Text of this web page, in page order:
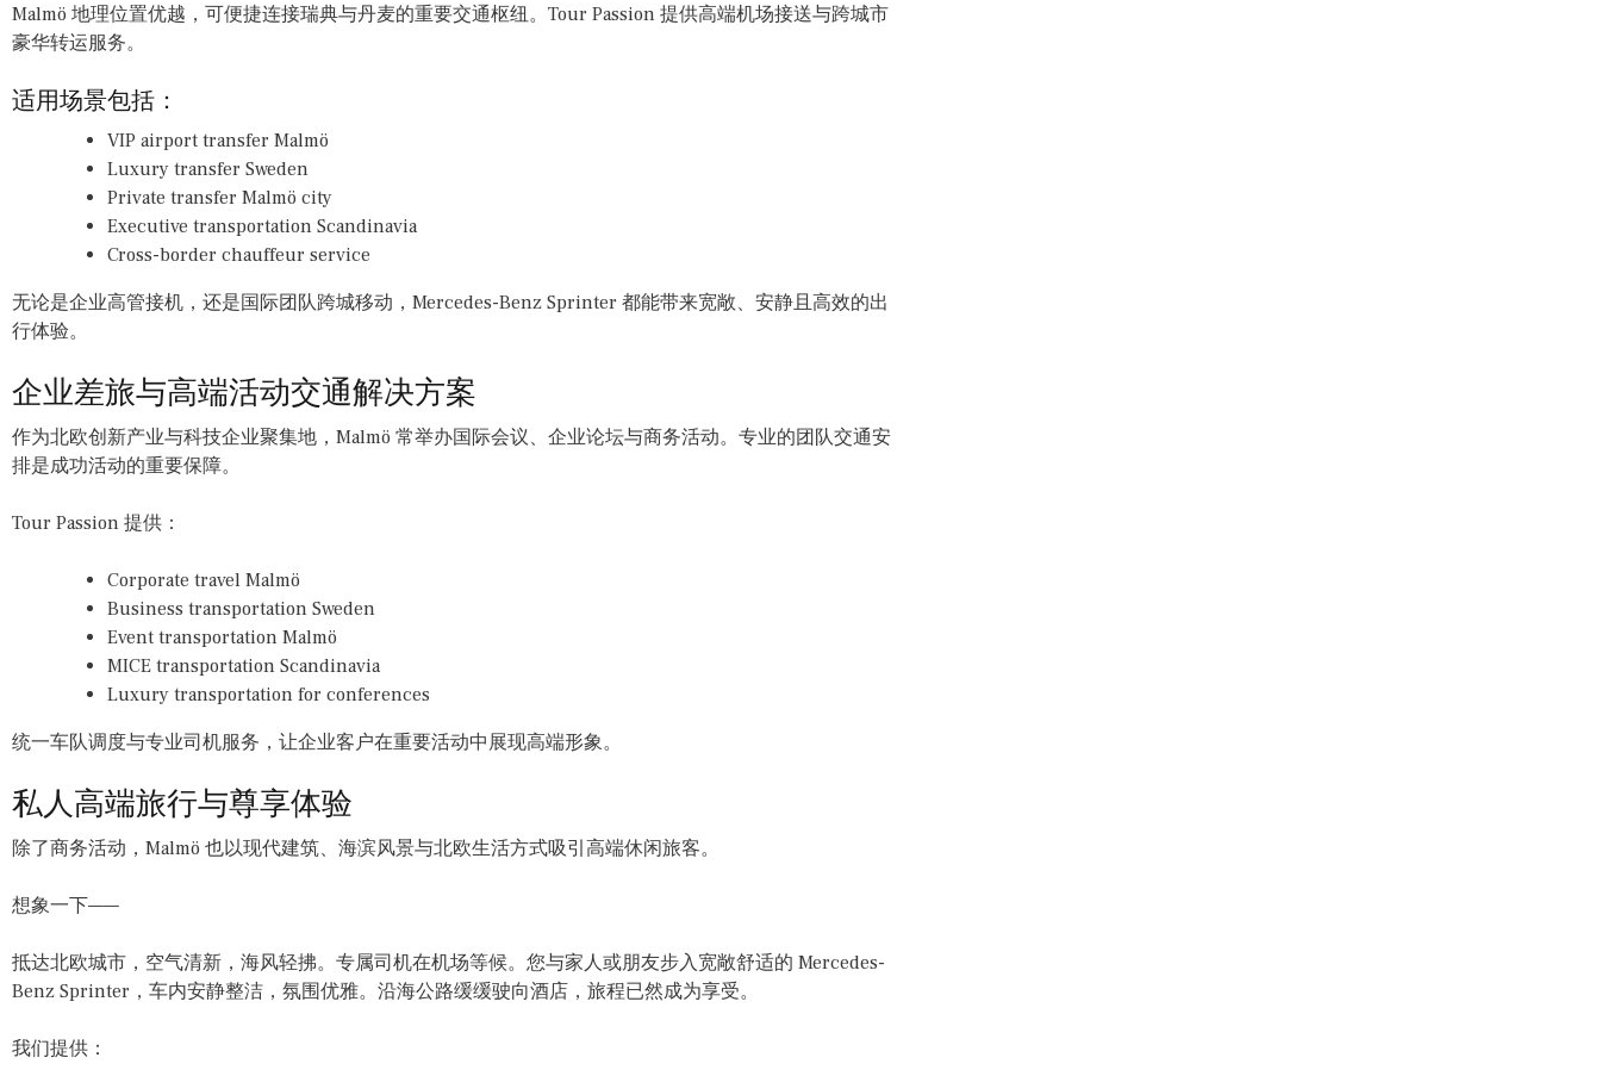
Malmö 地理位置优越，可便捷连接瑞典与丹麦的重要交通枢纽。Tour Passion 提供高端机场接送与跨城市
豪华转运服务。
适用场景包括：
VIP airport transfer Malmö
Luxury transfer Sweden
Private transfer Malmö city
Executive transportation Scandinavia
Cross-border chauffeur service
无论是企业高管接机，还是国际团队跨城移动，Mercedes-Benz Sprinter 都能带来宽敞、安静且高效的出
行体验。
企业差旅与高端活动交通解决方案
作为北欧创新产业与科技企业聚集地，Malmö 常举办国际会议、企业论坛与商务活动。专业的团队交通安
排是成功活动的重要保障。
Tour Passion 提供：
Corporate travel Malmö
Business transportation Sweden
Event transportation Malmö
MICE transportation Scandinavia
Luxury transportation for conferences
统一车队调度与专业司机服务，让企业客户在重要活动中展现高端形象。
私人高端旅行与尊享体验
除了商务活动，Malmö 也以现代建筑、海滨风景与北欧生活方式吸引高端休闲旅客。
想象一下——
抵达北欧城市，空气清新，海风轻拂。专属司机在机场等候。您与家人或朋友步入宽敞舒适的 Mercedes-
Benz Sprinter，车内安静整洁，氛围优雅。沿海公路缓缓驶向酒店，旅程已然成为享受。
我们提供：